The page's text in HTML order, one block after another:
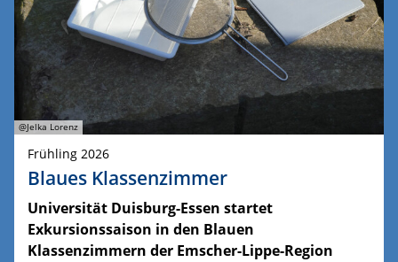
@Jelka Lorenz
Frühling 2026
Blaues Klassenzimmer
Universität Duisburg-Essen startet
Exkursionssaison in den Blauen
Klassenzimmern der Emscher-Lippe-Region